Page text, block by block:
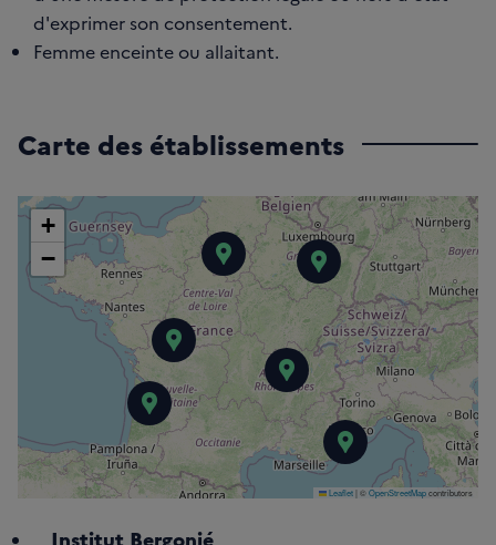
d'exprimer son consentement.
Femme enceinte ou allaitant.
Carte des établissements
Institut Bergonié
Hôpital de la Milétrie
Hôpital Saint-Louis -
Hôpital Édouard
Hôpital de
Hôpital de
+
−
Leaflet| ©OpenStreetMapcontributors
Institut Bergonié